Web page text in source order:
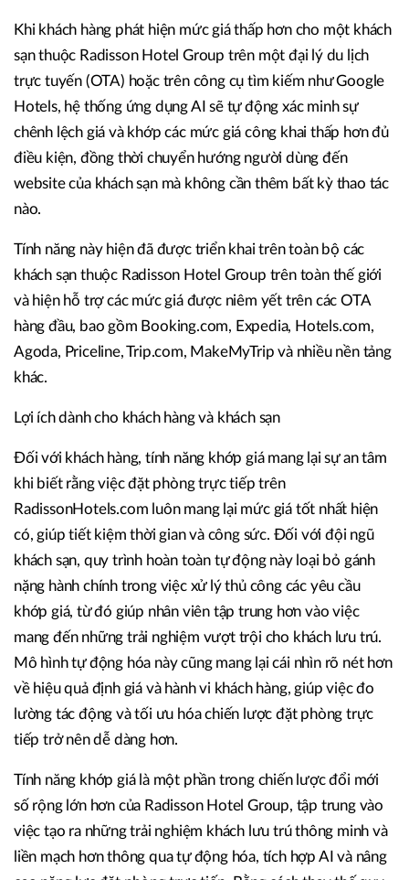
Khi khách hàng phát hiện mức giá thấp hơn cho một khách
sạn thuộc Radisson Hotel Group trên một đại lý du lịch
trực tuyến (OTA) hoặc trên công cụ tìm kiếm như Google
Hotels, hệ thống ứng dụng AI sẽ tự động xác minh sự
chênh lệch giá và khớp các mức giá công khai thấp hơn đủ
điều kiện, đồng thời chuyển hướng người dùng đến
website của khách sạn mà không cần thêm bất kỳ thao tác
nào.
Tính năng này hiện đã được triển khai trên toàn bộ các
khách sạn thuộc Radisson Hotel Group trên toàn thế giới
và hiện hỗ trợ các mức giá được niêm yết trên các OTA
hàng đầu, bao gồm Booking.com, Expedia, Hotels.com,
Agoda, Priceline, Trip.com, MakeMyTrip và nhiều nền tảng
khác.
Lợi ích dành cho khách hàng và khách sạn
Đối với khách hàng, tính năng khớp giá mang lại sự an tâm
khi biết rằng việc đặt phòng trực tiếp trên
RadissonHotels.com luôn mang lại mức giá tốt nhất hiện
có, giúp tiết kiệm thời gian và công sức. Đối với đội ngũ
khách sạn, quy trình hoàn toàn tự động này loại bỏ gánh
nặng hành chính trong việc xử lý thủ công các yêu cầu
khớp giá, từ đó giúp nhân viên tập trung hơn vào việc
mang đến những trải nghiệm vượt trội cho khách lưu trú.
Mô hình tự động hóa này cũng mang lại cái nhìn rõ nét hơn
về hiệu quả định giá và hành vi khách hàng, giúp việc đo
lường tác động và tối ưu hóa chiến lược đặt phòng trực
tiếp trở nên dễ dàng hơn.
Tính năng khớp giá là một phần trong chiến lược đổi mới
số rộng lớn hơn của Radisson Hotel Group, tập trung vào
việc tạo ra những trải nghiệm khách lưu trú thông minh và
liền mạch hơn thông qua tự động hóa, tích hợp AI và nâng